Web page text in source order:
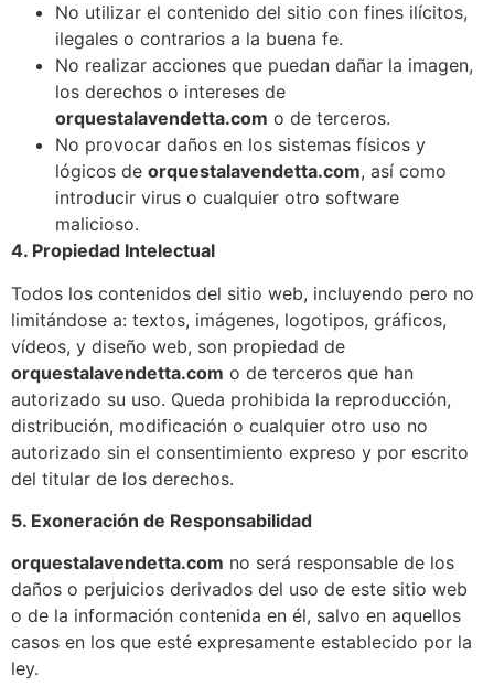
No utilizar el contenido del sitio con fines ilícitos,
ilegales o contrarios a la buena fe.
No realizar acciones que puedan dañar la imagen,
los derechos o intereses de
orquestalavendetta.com o de terceros.
No provocar daños en los sistemas físicos y
lógicos de orquestalavendetta.com, así como
introducir virus o cualquier otro software
malicioso.
4. Propiedad Intelectual
Todos los contenidos del sitio web, incluyendo pero no
limitándose a: textos, imágenes, logotipos, gráficos,
vídeos, y diseño web, son propiedad de
orquestalavendetta.com o de terceros que han
autorizado su uso. Queda prohibida la reproducción,
distribución, modificación o cualquier otro uso no
autorizado sin el consentimiento expreso y por escrito
del titular de los derechos.
5. Exoneración de Responsabilidad
orquestalavendetta.com no será responsable de los
daños o perjuicios derivados del uso de este sitio web
o de la información contenida en él, salvo en aquellos
casos en los que esté expresamente establecido por la
ley.